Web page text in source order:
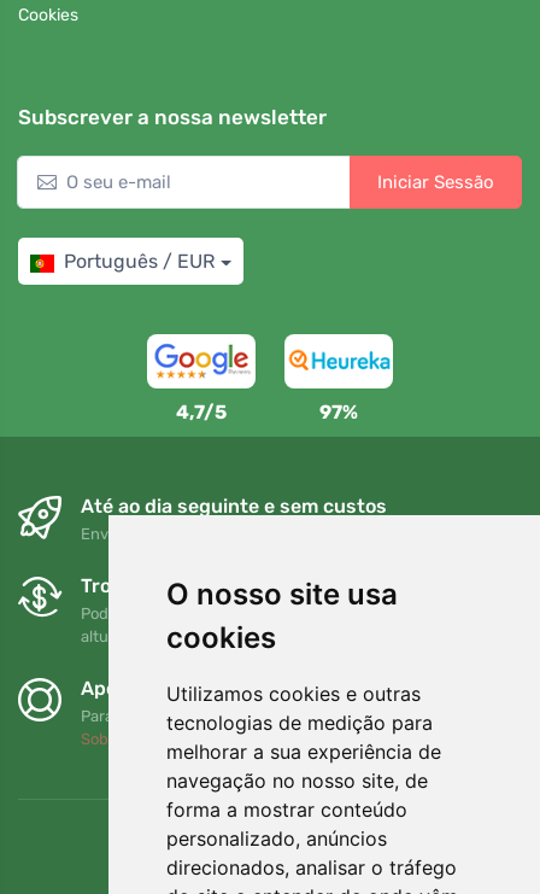
O nosso site usa
cookies
Utilizamos cookies e outras
tecnologias de medição para
melhorar a sua experiência de
navegação no nosso site, de
forma a mostrar conteúdo
personalizado, anúncios
direcionados, analisar o tráfego
Cookies
Subscrever a nossa newsletter
Iniciar Sessão
Português / EUR
4,7/5 97%
Até ao dia seguinte e sem custos
Envio gratuito para encomendas superiores a 80 EUR
Trocas e devoluções gratuitas
Pode devolver ou trocar a sua encomenda em qualquer
altura no prazo de 90 dias
Apoiamos a Trees.org
Para cada encomenda plantamos uma árvore! Leia mais
Sobre nós